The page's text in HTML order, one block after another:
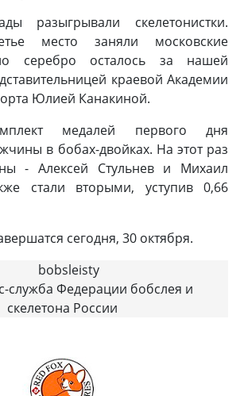
разыгрывали скелетонистки.
место заняли московские
серебро осталось за нашей
краевой Академии
Юлией Канакиной.
медалей первого дня
в бобах-двойках. На этот раз
- Алексей Стульнев и Михаил
стали вторыми, уступив 0,66
сегодня, 30 октября.
служба Федерации бобслея и
скелетона России